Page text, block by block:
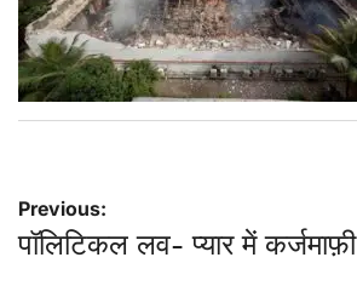
Post
navigation
Previous:
पॉलिटिकल लव- प्यार में कर्जमाफ़ी